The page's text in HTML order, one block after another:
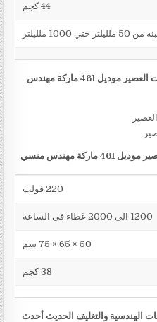
44 كجم
ملليلتر حتي 1000 ملليلتر
المرحلة الثانية: ماكينة غلق أغطية عبوات العصير موديل 461 ماركة مهندس
مهندس منسي
220 فولت
1200 الى 2000 غطاء فى الساعة
50 × 65 × 75 سم
38 كجم
الهندسية والتغليف الحديث أحدث